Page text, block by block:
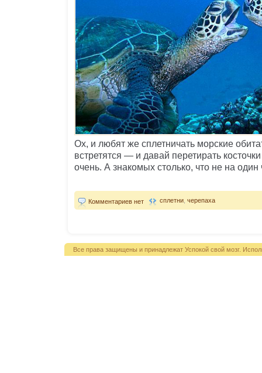
Ох, и любят же сплетничать морские
встретятся — и давай перетирать
очень. А знакомых столько, что не на один
Комментариев нет сплетни черепаха
Все права защищены и принадлежат Успокой свой мозг.